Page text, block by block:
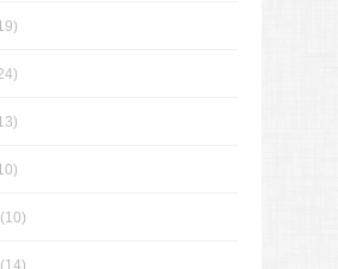
(10)
(14)